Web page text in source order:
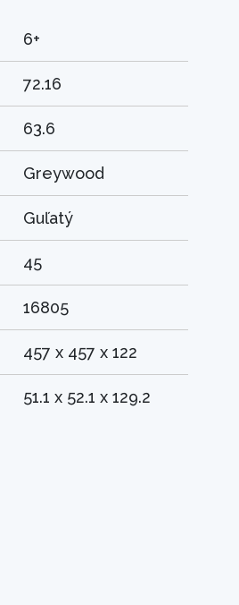
6+
72.16
63.6
Greywood
Guľatý
45
16805
457 x 457 x 122
51.1 x 52.1 x 129.2